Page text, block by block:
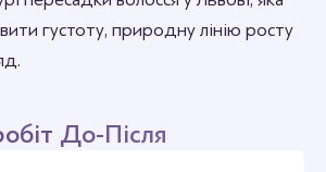
густоту, природну лінію росту
До-Після